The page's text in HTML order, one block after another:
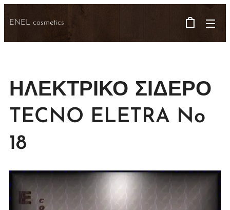
ENEL cosmetics
ΗΛΕΚΤΡΙΚΟ ΣΙΔΕΡΟ
TECNO ELETRA No
18